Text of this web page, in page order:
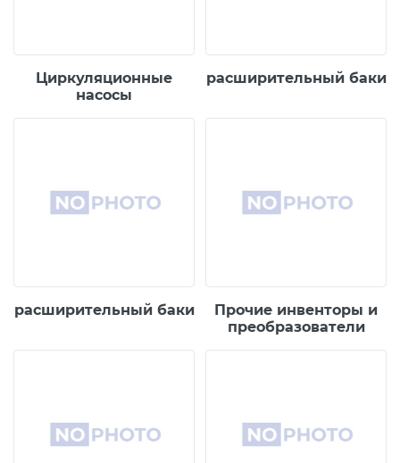
Циркуляционные
насосы
расширительный баки
расширительный баки
Прочие инвенторы и
преобразователи